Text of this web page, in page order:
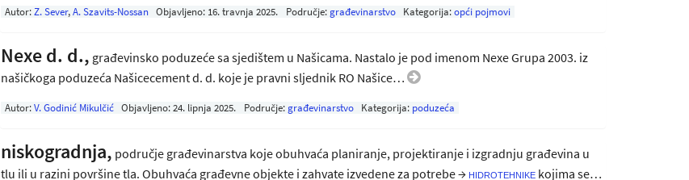
Autor: Z. Sever, A. Szavits-Nossan Objavljeno: 16. travnja 2025. Područje: građevinarstvo Kategorija:opći pojmovi
Nexe d. d., građevinsko poduzeće sa sjedištem u Našicama. Nastalo je pod imenom Nexe Grupa 2003. iz
našičkoga poduzeća Našicecement d. d. koje je pravni sljednik RO Našice…
Autor: V. Godinić Mikulčić Objavljeno:24. lipnja 2025. Područje: građevinarstvo Kategorija: poduzeća
niskogradnja, područje građevinarstva koje obuhvaća planiranje, projektiranje i izgradnju građevina u
tlu ili u razini površine tla. Obuhvaća građevne objekte i zahvate izvedene za potrebe → hidrotehnike kojima se…